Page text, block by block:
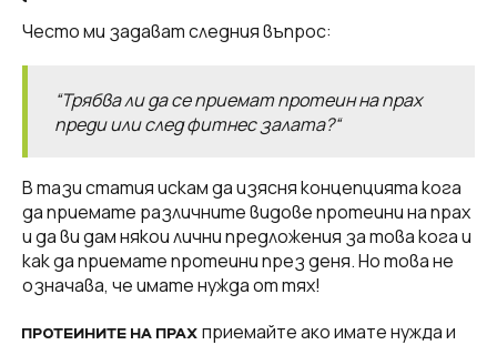
Често ми задават следния въпрос:
“Трябва ли да се приемат протеин на прах
преди или след фитнес залата?“
В тази статия искам да изясня концепцията кога
да приемате различните видове протеини на прах
и да ви дам някои лични предложения за това кога и
как да приемате протеини през деня. Но това не
означава, че имате нужда от тях!
ПРОТЕИНИТЕ НА ПРАХ приемайте ако имате нужда и